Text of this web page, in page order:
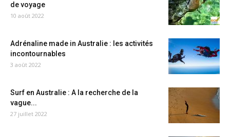
de voyage
10 août 2022
Adrénaline made in Australie : les activités
incontournables
3 août 2022
Surf en Australie : A la recherche de la
vague...
27 juillet 2022